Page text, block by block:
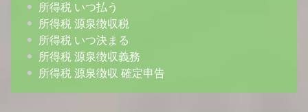
所得税 いつ払う
所得税 源泉徴収税
所得税 いつ決まる
所得税 源泉徴収義務
所得税 源泉徴収 確定申告